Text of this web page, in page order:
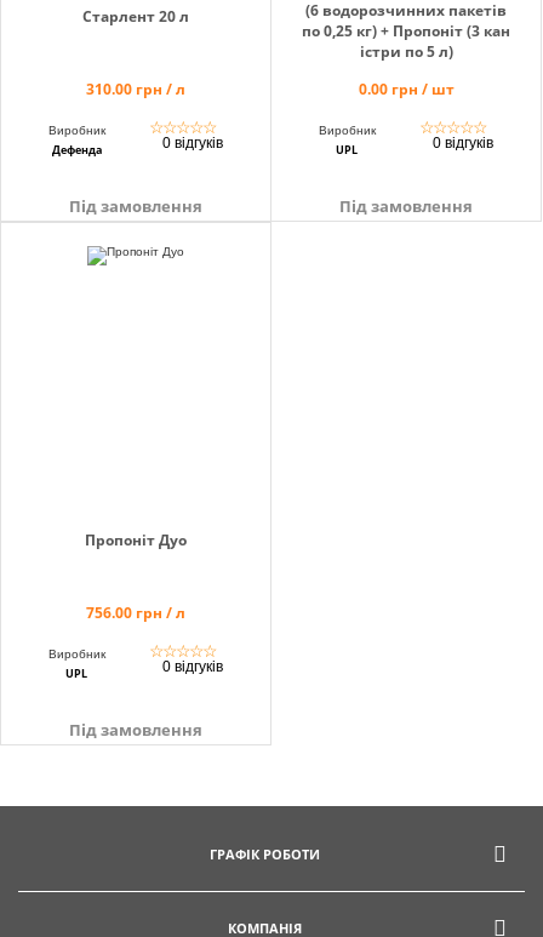
Старлент 20 л
310.00 грн / л
Виробник
Дефенда
☆☆☆☆☆
0 відгуків
Під замовлення
(6 водорозчинних пакетів
по 0,25 кг) + Пропоніт (3 кан
істри по 5 л)
0.00 грн / шт
Виробник
UPL
☆☆☆☆☆
0 відгуків
Під замовлення
Пропоніт Дуо
756.00 грн / л
Виробник
UPL
☆☆☆☆☆
0 відгуків
Під замовлення
ГРАФІК РОБОТИ
КОМПАНІЯ